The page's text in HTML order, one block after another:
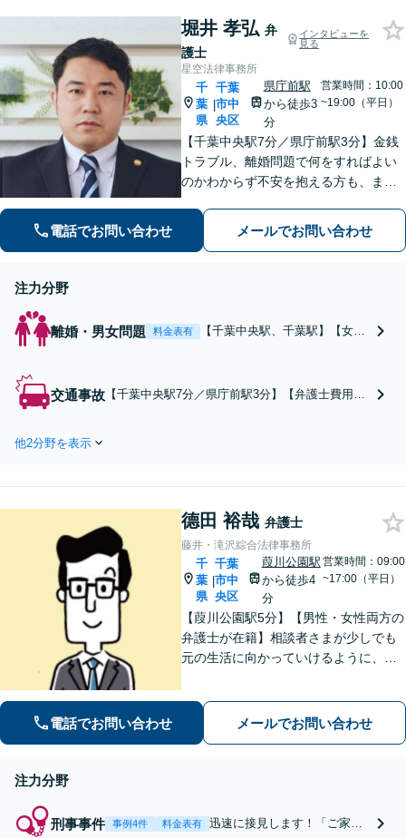
堀井 孝弘 弁
護士
インタビューを
見る
星空法律事務所
千
葉
県
|
千葉
市中
央区
県庁前駅
から徒歩3
分
営業時間：10:00
~19:00（平日）
【千葉中央駅7分／県庁前駅3分】金銭
トラブル、離婚問題で何をすればよい
のかわからず不安を抱える方も、まず
故：軽微に見えるケガでも、裁判基準
で算定すれば賠償額が大幅に増額され
電話でお問い合わせ メールでお問い合わせ
注力分野
離婚・男女問題 料金表有
【千葉中央駅、千葉駅】【女性
い、養育費を請求したい。相談
者様の希望をお聴きしたうえ
交通事故 【千葉中央駅7分／県庁前駅3分】【弁護士費用特
お任せください。
他2分野を表示
德田 裕哉 弁護士
藤井・滝沢綜合法律事務所
千
葉
県
|
千葉
市中
央区
葭川公園駅
から徒歩4
分
営業時間：09:00
~17:00（平日）
【葭川公園駅5分】【男性・女性両方の
弁護士が在籍】相談者さまが少しでも
元の生活に向かっていけるように、最
で休日・夜間面談可】【完全個室】
電話でお問い合わせ メールでお問い合わせ
注力分野
刑事事件 事例4件 料金表有
迅速に接見します！「ご家族